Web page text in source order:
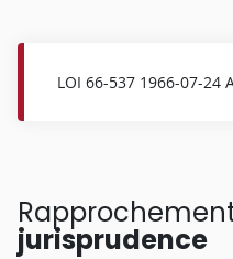
LOI 66-537 1966-07-24
jurisprudence